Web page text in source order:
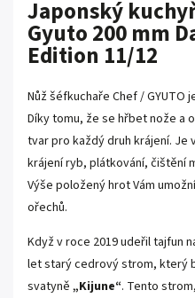
Japonský
Gyuto 200 mm
Edition 11/12
Nůž šéfkuchaře Chef /
Díky tomu, že se hřbet nože a
tvar pro každý druh krájení. Je
krájení ryb, plátkování, čištění
Výše položený hrot Vám
ořechů.
Když v roce 2019 udeřil tajfun
let starý cedrový strom, který
svatyně „Kijune“. Tento